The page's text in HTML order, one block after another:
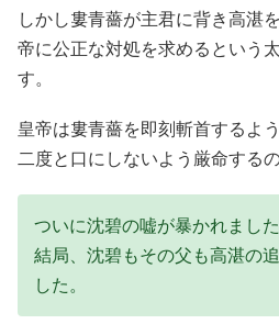
しかし婁青薔が主君に背き高湛
帝に公正な対処を求めるという
す。
皇帝は婁青薔を即刻斬首するよ
二度と口にしないよう厳命するの
ついに沈碧の嘘が暴かれました
結局、沈碧もその父も高湛の
した。